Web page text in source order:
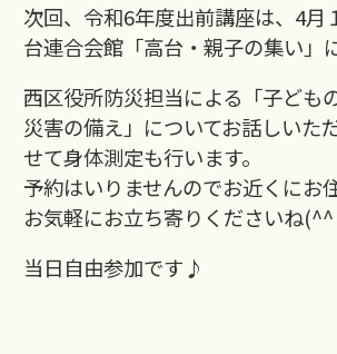
次回、令和6年度出前講座は、4月
台連合会館「高台・親子の集い」
西区役所防災担当による「子ども
災害の備え」についてお話しいた
せて身体測定も行います。
予約はいりませんのでお近くにお
お気軽にお立ち寄りくださいね
当日自由参加です♪